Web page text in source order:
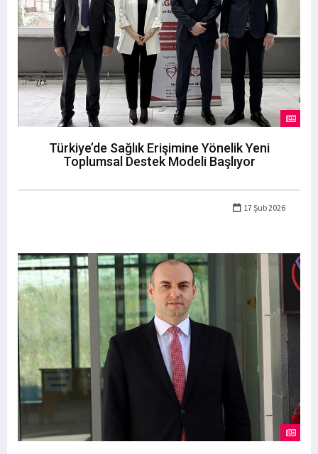
Türkiye’de Sağlık Erişimine Yönelik Yeni
Toplumsal Destek Modeli Başlıyor
17 Şub 2026